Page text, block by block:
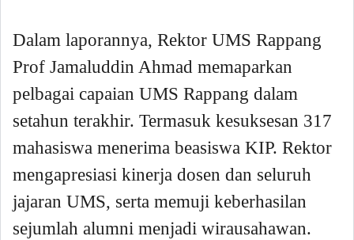
Dalam laporannya, Rektor UMS Rappang
Prof Jamaluddin Ahmad memaparkan
pelbagai capaian UMS Rappang dalam
setahun terakhir. Termasuk kesuksesan 317
mahasiswa menerima beasiswa KIP. Rektor
mengapresiasi kinerja dosen dan seluruh
jajaran UMS, serta memuji keberhasilan
sejumlah alumni menjadi wirausahawan.